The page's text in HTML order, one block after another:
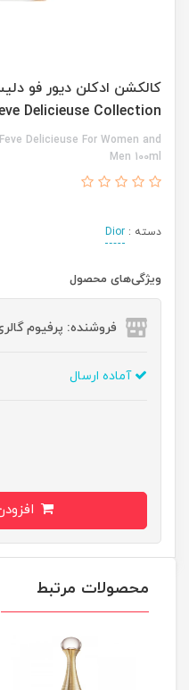
Delicieuse Collection
Delicieuse For Women and
Men 100ml
دسته : Dior
ویژگی‌های محصول
فروشنده: پرفیوم
آماده ارسال
محصولات مرتبط